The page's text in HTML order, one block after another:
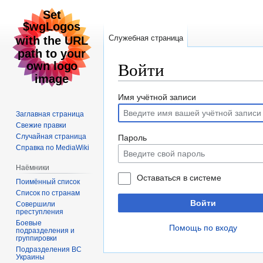
Войти
Перейти
навигации
Перейти
поиску
Имя учётной записи
Пароль
Оставаться в системе
Войти
Помощь по входу
Служебная страница
Заглавная страница
Свежие правки
Случайная страница
Справка по MediaWiki
Наёмники
Поимённый список
Список по странам
Совершили
преступления
Боевые
подразделения и
группировки
Подразделения ВС
Украины